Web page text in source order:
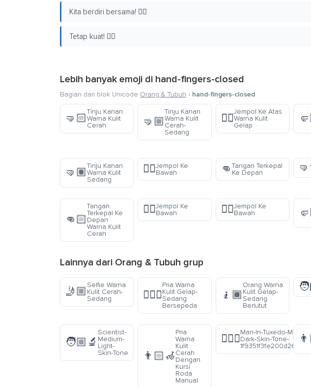
Kita berdiri bersama! ✊🏼
Tetap kuat! ✊🏼
Lebih banyak emoji di hand-fingers-closed
Bagian dari blok Unicode Orang & Tubuh › hand-fingers-closed
🤜🏻
Tinju Kanan
Warna Kulit
Cerah
🤜🏼
Tinju Kanan
Warna Kulit
Cerah-
Sedang
👍🏿
Jempol Ke Atas
Warna Kulit
Gelap
🤜🏽
Tinju Kanan
Warna Kulit
Sedang
👎🏻Jempol Ke
Bawah
👊 Tangan Terkepal
Ke Depan
🤜
👊🏻
Tangan
Terkepal Ke
Depan
Warna Kulit
Cerah
👎🏽Jempol Ke
Bawah
👎🏾Jempol Ke
Bawah
Lainnya dari Orang & Tubuh grup
🤳🏼
Selfie Warna
Kulit Cerah-
Sedang
🚴🏾‍♂️
Pria Warna
Kulit Gelap-
Sedang
Bersepeda
🧎🏾
Orang Warna
Kulit Gelap-
Sedang
Berlutut
🧑🏼‍🔬
Scientist-
Medium-
Light-
Skin-Tone
👨🏻‍🦽
Pria
Warna
Kulit
Cerah
Dengan
Kursi
Roda
Manual
🤵🏾‍♂️
Man-In-Tuxedo-
Dark-Skin-Tone-